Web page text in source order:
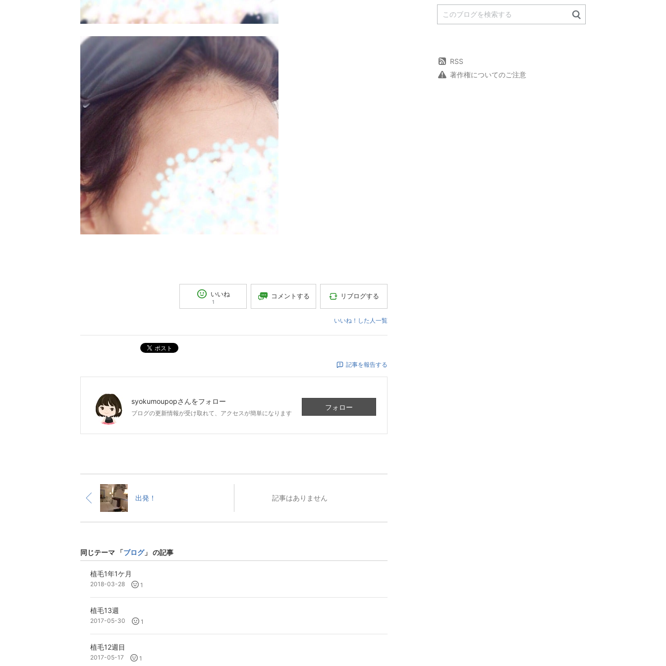
いいね
1
コメントする リブログする
いいね！した人一覧
ポスト
記事を報告する
syokumoupopさんをフォロー
ブログの更新情報が受け取れて、アクセスが簡単になります
フォロー
出発！ 記事はありません
同じテーマ 「ブログ」 の記事
植毛1年1ケ月
2018-03-28 1
植毛13週
2017-05-30 1
植毛12週目
2017-05-17 1
RSS
著作権についてのご注意